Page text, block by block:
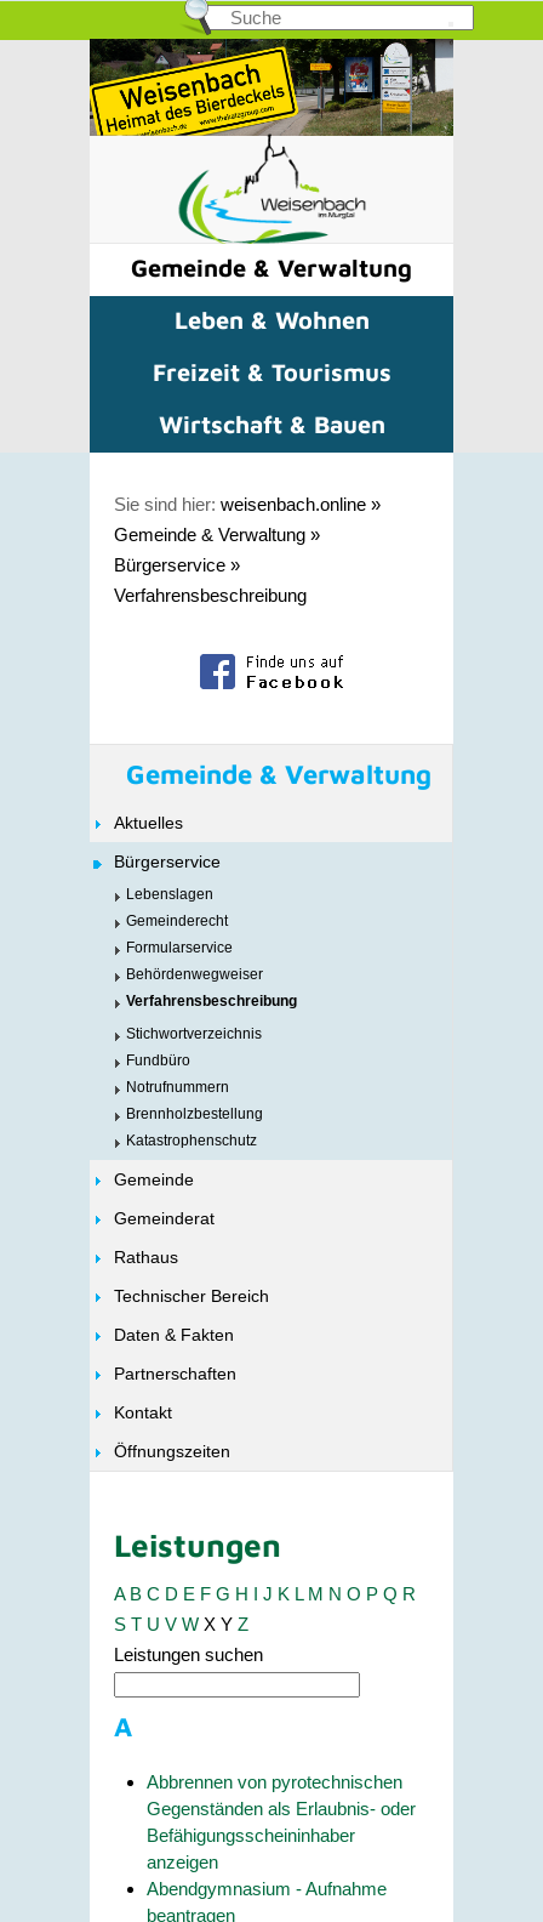
Gemeinde & Verwaltung
Leben & Wohnen
Freizeit & Tourismus
Wirtschaft & Bauen
Sie sind hier: weisenbach.online »
Gemeinde & Verwaltung »
Bürgerservice »
Verfahrensbeschreibung
Gemeinde & Verwaltung
Aktuelles
Bürgerservice
Lebenslagen
Gemeinderecht
Formularservice
Behördenwegweiser
Verfahrensbeschreibung
Stichwortverzeichnis
Fundbüro
Notrufnummern
Brennholzbestellung
Katastrophenschutz
Gemeinde
Gemeinderat
Rathaus
Technischer Bereich
Daten & Fakten
Partnerschaften
Kontakt
Öffnungszeiten
Leistungen
A B C D E F G H I J K L M N O P Q R
S T U V W X Y Z
Leistungen suchen
A
Abbrennen von pyrotechnischen
Gegenständen als Erlaubnis- oder
Befähigungsscheininhaber
anzeigen
Abendgymnasium - Aufnahme
beantragen